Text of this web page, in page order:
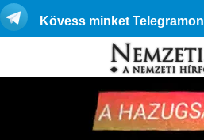
Kövess minket